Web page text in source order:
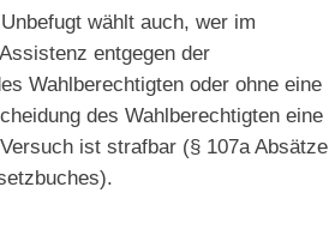
wählt auch, wer im
entgegen der
Wahlberechtigten oder ohne eine
des Wahlberechtigten eine
ist strafbar (§ 107a Absätze